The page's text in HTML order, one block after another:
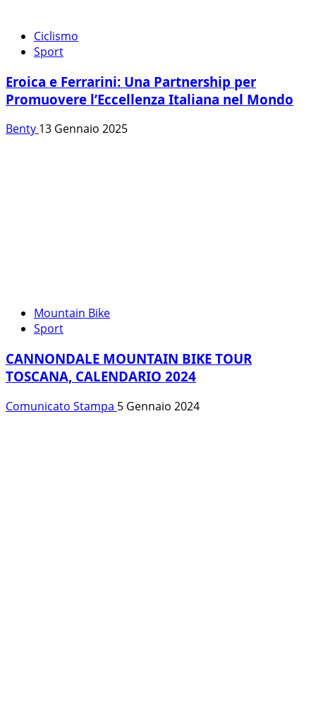
Ciclismo
Sport
Eroica e Ferrarini: Una Partnership per
Promuovere l’Eccellenza Italiana nel Mondo
Benty 13 Gennaio 2025
Mountain Bike
Sport
CANNONDALE MOUNTAIN BIKE TOUR
TOSCANA, CALENDARIO 2024
Comunicato Stampa 5 Gennaio 2024